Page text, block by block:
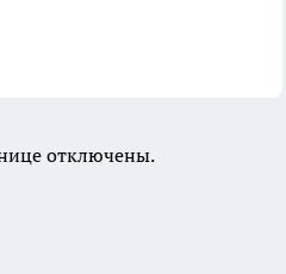
отключены.